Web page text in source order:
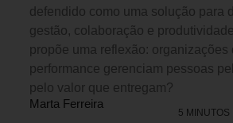
defendido como uma solução para
gestão, colaboração e
propõe uma reflexão: organizações
performance gerenciam pessoas
pelo valor que entregam?
Marta Ferreira
5